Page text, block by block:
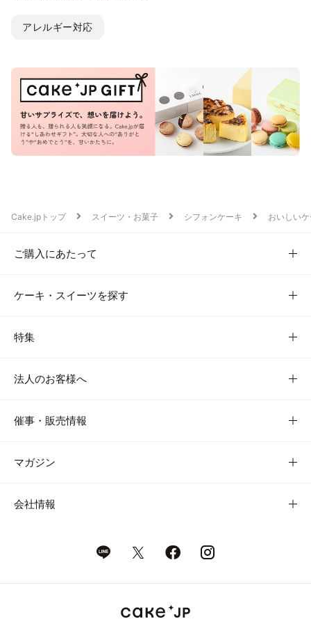
アレルギー対応
Cake.jpトップ スイーツ・お菓子 シフォンケーキ おいしい
ご購入にあたって
ケーキ・スイーツを探す
特集
法人のお客様へ
催事・販売情報
マガジン
会社情報